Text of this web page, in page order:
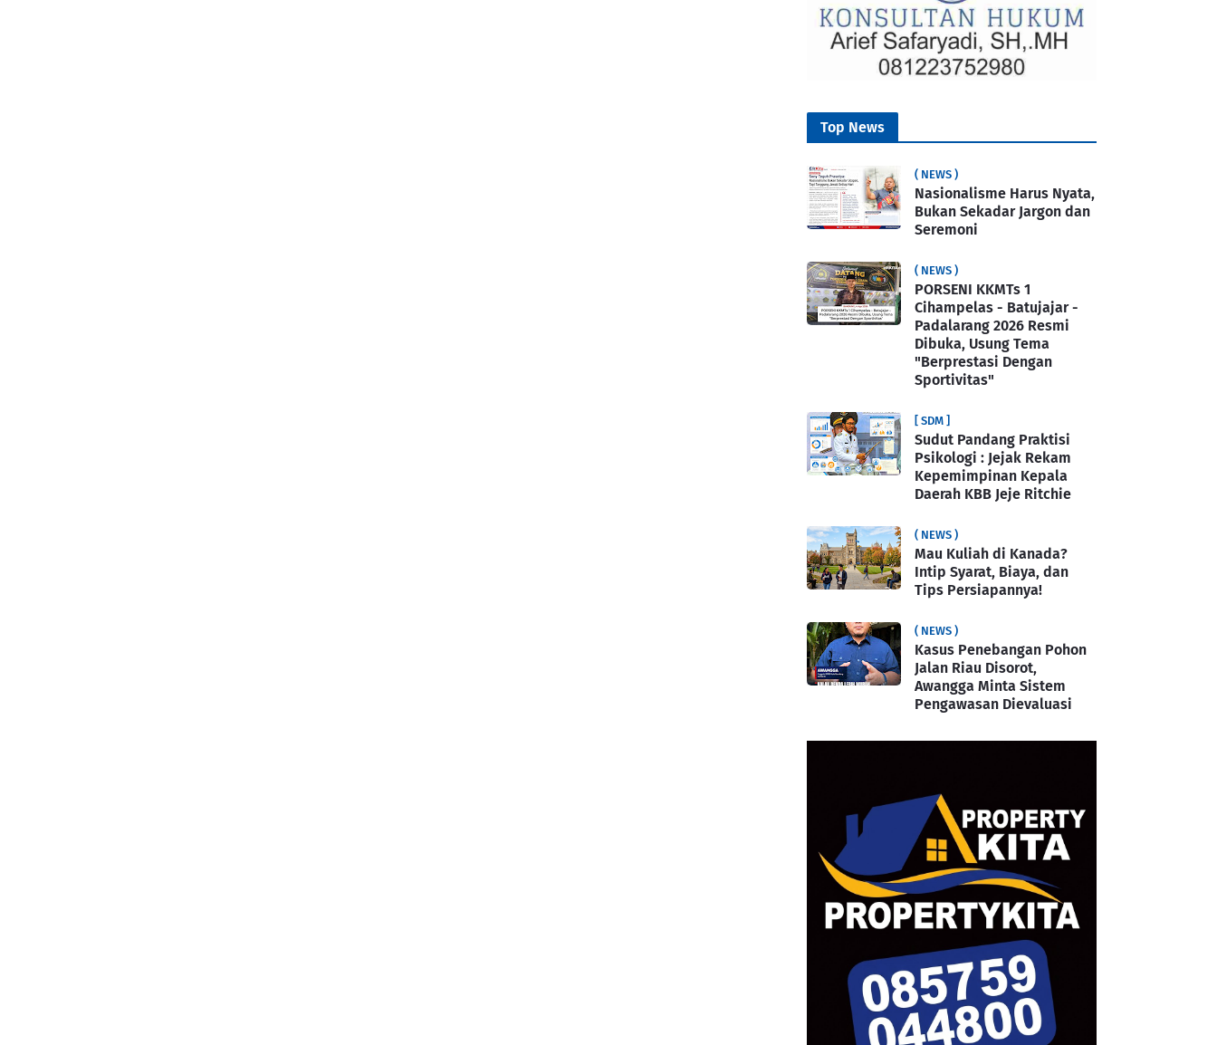
Top News
( NEWS )
Nasionalisme Harus Nyata,
Bukan Sekadar Jargon dan
Seremoni
( NEWS )
PORSENI KKMTs 1
Cihampelas - Batujajar -
Padalarang 2026 Resmi
Dibuka, Usung Tema
"Berprestasi Dengan
Sportivitas"
[ SDM ]
Sudut Pandang Praktisi
Psikologi : Jejak Rekam
Kepemimpinan Kepala
Daerah KBB Jeje Ritchie
( NEWS )
Mau Kuliah di Kanada?
Intip Syarat, Biaya, dan
Tips Persiapannya!
( NEWS )
Kasus Penebangan Pohon
Jalan Riau Disorot,
Awangga Minta Sistem
Pengawasan Dievaluasi